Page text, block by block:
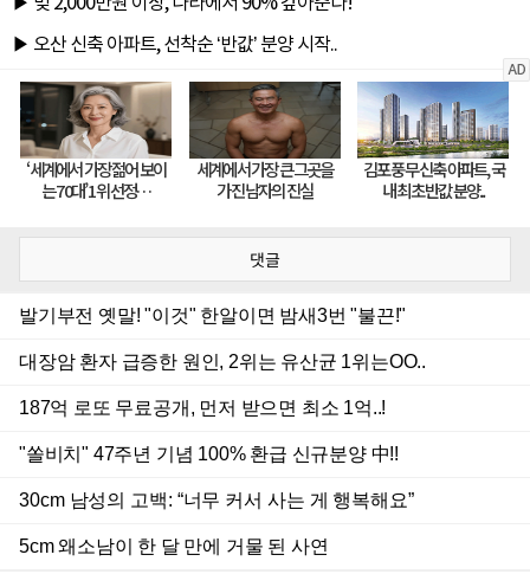
댓글